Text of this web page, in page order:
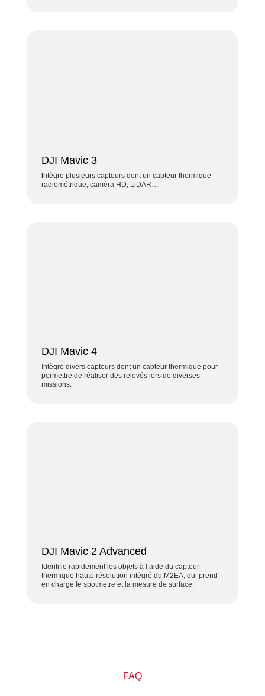
DJI Mavic 3
Intègre plusieurs capteurs dont un capteur thermique
radiométrique, caméra HD, LiDAR…
DJI Mavic 4
Intègre divers capteurs dont un capteur thermique pour
permettre de réaliser des relevés lors de diverses
missions.
DJI Mavic 2 Advanced
Identifie rapidement les objets à l’aide du capteur
thermique haute résolution intégré du M2EA, qui prend
en charge le spotmètre et la mesure de surface.
FAQ